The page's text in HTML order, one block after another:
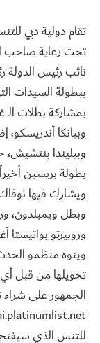
تقام دولية دبي
تحت رعاية صاحب
نائب رئيس
بمشاركة بطلات الـ
وبيانكا أندريسكو،
وبيليندا بنتشيش،
ويشارك فيها
وروبيرتو بواتيستا
وينوه منظمو
تحويلها من قبل
الجمهور على